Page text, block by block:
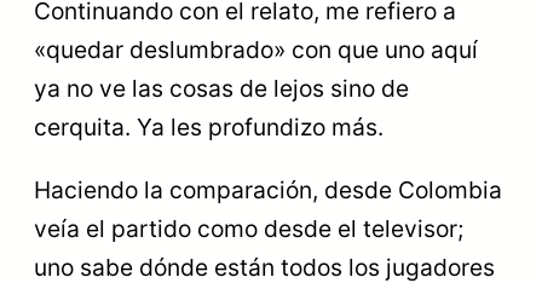
Continuando con el relato, me refiero a
«quedar deslumbrado» con que uno aquí
ya no ve las cosas de lejos sino de
cerquita. Ya les profundizo más.
Haciendo la comparación, desde Colombia
veía el partido como desde el televisor;
uno sabe dónde están todos los jugadores